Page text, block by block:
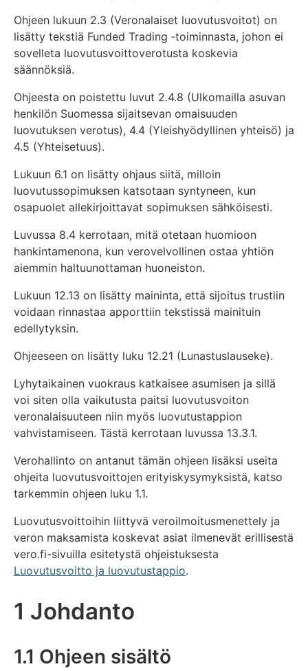
Ohjeen lukuun 2.3 (Veronalaiset luovutusvoitot) on
lisätty tekstiä Funded Trading ‑toiminnasta, johon ei
sovelleta luovutusvoittoverotusta koskevia
säännöksiä.
Ohjeesta on poistettu luvut 2.4.8 (Ulkomailla asuvan
henkilön Suomessa sijaitsevan omaisuuden
luovutuksen verotus), 4.4 (Yleishyödyllinen yhteisö) ja
4.5 (Yhteisetuus).
Lukuun 6.1 on lisätty ohjaus siitä, milloin
luovutussopimuksen katsotaan syntyneen, kun
osapuolet allekirjoittavat sopimuksen sähköisesti.
Luvussa 8.4 kerrotaan, mitä otetaan huomioon
hankintamenona, kun verovelvollinen ostaa yhtiön
aiemmin haltuunottaman huoneiston.
Lukuun 12.13 on lisätty maininta, että sijoitus trustiin
voidaan rinnastaa apporttiin tekstissä mainituin
edellytyksin.
Ohjeeseen on lisätty luku 12.21 (Lunastuslauseke).
Lyhytaikainen vuokraus katkaisee asumisen ja sillä
voi siten olla vaikutusta paitsi luovutusvoiton
veronalaisuuteen niin myös luovutustappion
vahvistamiseen. Tästä kerrotaan luvussa 13.3.1.
Verohallinto on antanut tämän ohjeen lisäksi useita
ohjeita luovutusvoittojen erityiskysymyksistä, katso
tarkemmin ohjeen luku 1.1.
Luovutusvoittoihin liittyvä veroilmoitusmenettely ja
veron maksamista koskevat asiat ilmenevät erillisestä
vero.fi-sivuilla esitetystä ohjeistuksesta
Luovutusvoitto ja luovutustappio.
1 Johdanto
1.1 Ohjeen sisältö